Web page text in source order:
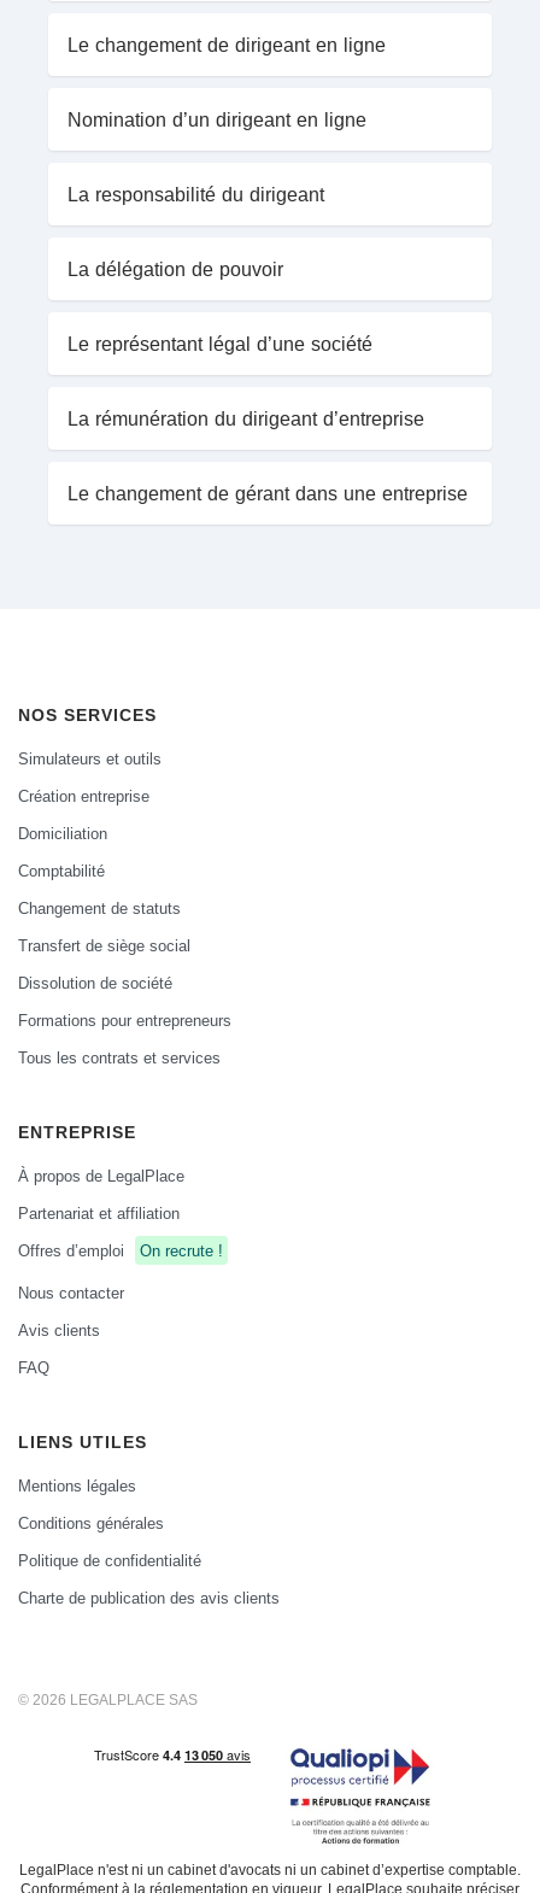
Le changement de dirigeant en ligne
Nomination d’un dirigeant en ligne
La responsabilité du dirigeant
La délégation de pouvoir
Le représentant légal d’une société
La rémunération du dirigeant d’entreprise
Le changement de gérant dans une entreprise
NOS SERVICES
Simulateurs et outils
Création entreprise
Domiciliation
Comptabilité
Changement de statuts
Transfert de siège social
Dissolution de société
Formations pour entrepreneurs
Tous les contrats et services
ENTREPRISE
À propos de LegalPlace
Partenariat et affiliation
Offres d’emploi
On recrute !
Nous contacter
Avis clients
FAQ
LIENS UTILES
Mentions légales
Conditions générales
Politique de confidentialité
Charte de publication des avis clients
© 2026 LEGALPLACE SAS
LegalPlace n'est ni un cabinet d'avocats ni un cabinet d’expertise comptable.
Conformément à la réglementation en vigueur, LegalPlace souhaite préciser